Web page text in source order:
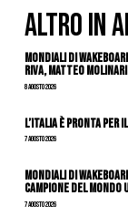
ALTRO IN
Mondiali di
Riva, Matteo
8 Agosto 2026
L’Italia è pronta per
7 Agosto 2026
Mondiali di
campione del mondo
7 Agosto 2026